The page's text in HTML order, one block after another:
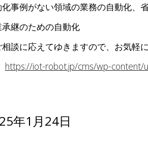
化事例がない領域の業務の自動化、
継のための自動化
談に応えてゆきますので、お気軽
https://iot-robot.jp/cms/wp-
年1月24日